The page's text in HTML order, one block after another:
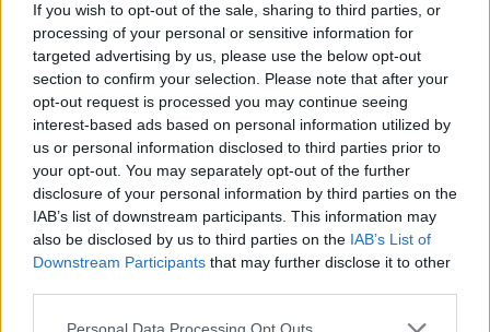
If you wish to opt-out of the sale, sharing to third parties, or
processing of your personal or sensitive information for
targeted advertising by us, please use the below opt-out
section to confirm your selection. Please note that after your
opt-out request is processed you may continue seeing
interest-based ads based on personal information utilized by
us or personal information disclosed to third parties prior to
your opt-out. You may separately opt-out of the further
disclosure of your personal information by third parties on the
IAB’s list of downstream participants. This information may
also be disclosed by us to third parties on the IAB’s List of
Downstream Participants that may further disclose it to other
Personal Data Processing Opt Outs
Piano B per l’attacco
29 Giugno 2026
La Premier League rischia di diventare l’arbitro supremo del
clamoroso braccio di ferro di mercato tra Barcellona e Atletico
Madrid per Julián Alvarez. Dopo il forte pressing dei catalani e
le dichiarazioni incendiarie dell’Araña – che dal ritiro
dell’Argentina ha …Continued
Beffa Alvarez, il
Barcellona guarda in casa
Bournemouth: occhi sul
gioiello da 100 milioni